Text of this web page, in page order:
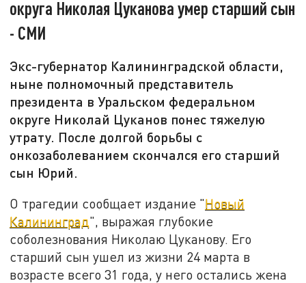
округа Николая Цуканова умер старший сын
- СМИ
Экс-губернатор Калининградской области,
ныне полномочный представитель
президента в Уральском федеральном
округе Николай Цуканов понес тяжелую
утрату. После долгой борьбы с
онкозаболеванием скончался его старший
сын Юрий.
О трагедии сообщает издание "Новый
Калининград", выражая глубокие
соболезнования Николаю Цуканову. Его
старший сын ушел из жизни 24 марта в
возрасте всего 31 года, у него остались жена